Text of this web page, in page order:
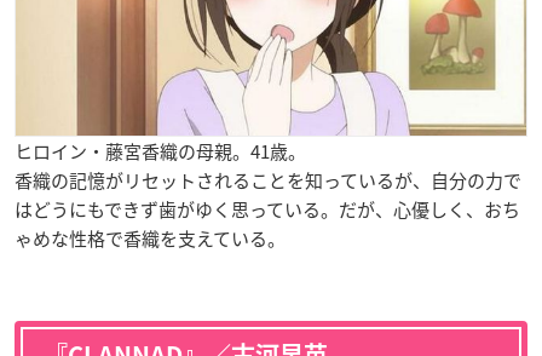
ヒロイン・藤宮香織の母親。41歳。
香織の記憶がリセットされることを知っているが、自分の力で
はどうにもできず歯がゆく思っている。だが、心優しく、おち
ゃめな性格で香織を支えている。